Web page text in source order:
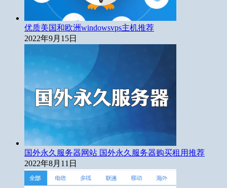
优质美国和欧洲windowsvps主机推荐
2022年9月15日
国外永久服务器网站 国外永久服务器购买租用推荐
2022年8月11日